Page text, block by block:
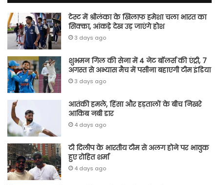
टेस्ट में श्रीलंका के खिलाफ हमेशा चला भारत का
सिक्का, आंकड़े देख उड़ जाएंगे होश
3 days ago
शुभमन गिल की सेना में 4 नेट बॉलर्स की एंट्री, 7
अगस्त से अभ्यास मैच में पसीना बहाएगी टीम इंडिया
3 days ago
आतंकी हमले, हिंसा और हड़तालों के बीच निखरे
आकिब नबी डार
4 days ago
टी दिलीप के भारतीय टीम से अलग होने पर भावुक
हुए रोहित शर्मा
4 days ago